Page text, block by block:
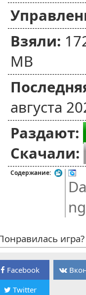
Взяли:
MB
августа
Раздают:
Скачали:
Содержание:
Facebook
Twitter